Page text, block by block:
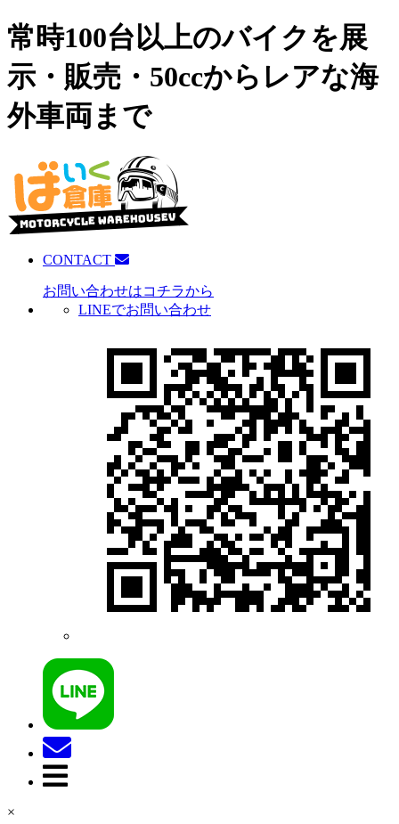
常時100台以上のバイクを展
示・販売・50ccからレアな海
外車両まで
CONTACT
お問い合わせはコチラから
LINEでお問い合わせ
×